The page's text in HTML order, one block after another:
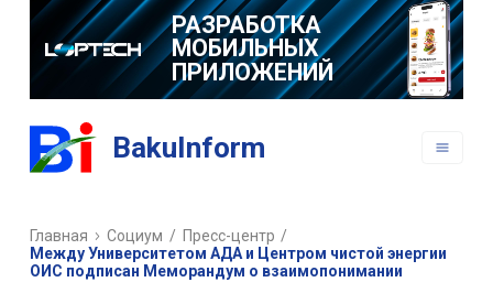
РАЗРАБОТКА
МОБИЛЬНЫХ
ПРИЛОЖЕНИЙ
BakuInform
Главная Социум / Пресс-центр /
Между Университетом AДA и Центром чистой энергии
ОИС подписан Меморандум о взаимопонимании